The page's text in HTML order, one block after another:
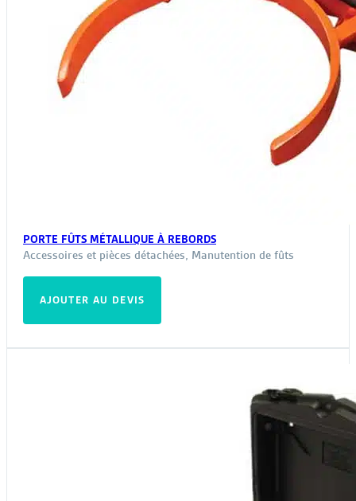
PORTE FÛTS MÉTALLIQUE À REBORDS
Accessoires et pièces détachées, Manutention de fûts
AJOUTER AU DEVIS